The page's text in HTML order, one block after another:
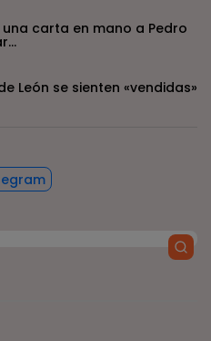
carta en mano a Pedro
León se sienten «vendidas»